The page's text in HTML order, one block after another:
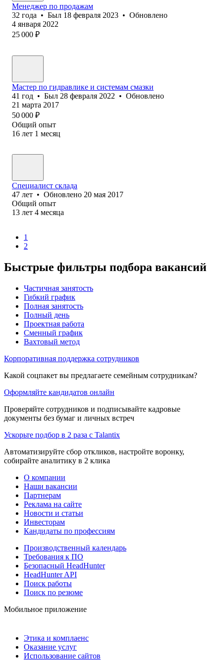
Менеджер по продажам
32 года • Был 18 февраля 2023 • Обновлено
4 января 2022
25 000 ₽
Мастер по гидравлике и системам смазки
41 год • Был 28 февраля 2022 • Обновлено
21 марта 2017
50 000 ₽
Общий опыт
16 лет 1 месяц
Специалист склада
47 лет • Обновлено 20 мая 2017
Общий опыт
13 лет 4 месяца
1
2
Быстрые фильтры подбора вакансий
Частичная занятость
Гибкий график
Полная занятость
Полный день
Проектная работа
Сменный график
Вахтовый метод
Корпоративная поддержка сотрудников
Какой соцпакет вы предлагаете семейным сотрудникам?
Оформляйте кандидатов онлайн
Проверяйте сотрудников и подписывайте кадровые
документы без бумаг и личных встреч
Ускорьте подбор в 2 раза с Talantix
Автоматизируйте сбор откликов, настройте воронку,
собирайте аналитику в 2 клика
О компании
Наши вакансии
Партнерам
Реклама на сайте
Новости и статьи
Инвесторам
Кандидаты по профессиям
Производственный календарь
Требования к ПО
Безопасный HeadHunter
HeadHunter API
Поиск работы
Поиск по резюме
Мобильное приложение
Этика и комплаенс
Оказание услуг
Использование сайтов